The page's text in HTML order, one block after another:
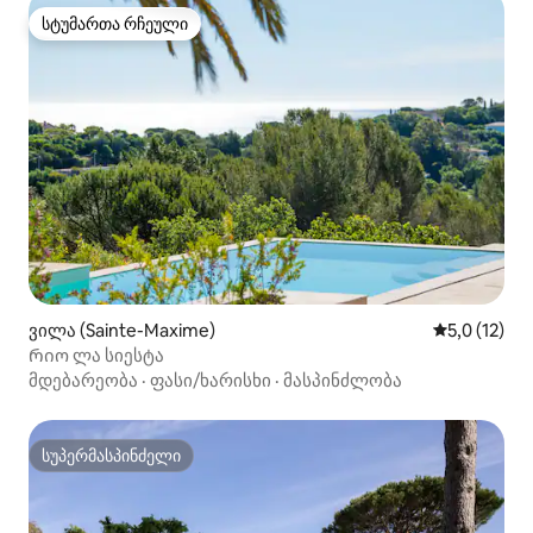
სტუმართა რჩეული
სტუმართა რჩეული
ვილა (Sainte-Maxime) საშუალო
5,0 (12)
Რიო ლა სიესტა
მდებარეობა · ფასი/ხარისხი · მასპინძლობა
სუპერმასპინძელი
სუპერმასპინძელი